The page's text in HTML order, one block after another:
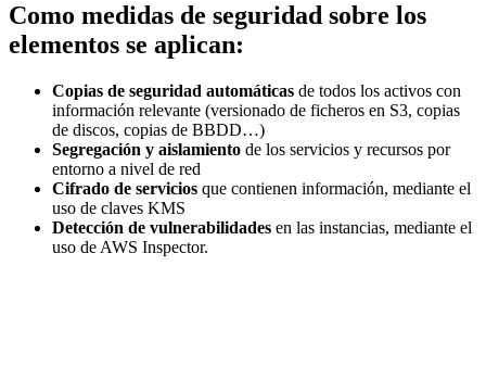
Como medidas de seguridad sobre los
elementos se aplican:
Copias de seguridad automáticas de todos los activos con
información relevante (versionado de ficheros en S3, copias
de discos, copias de BBDD…)
Segregación y aislamiento de los servicios y recursos por
entorno a nivel de red
Cifrado de servicios que contienen información, mediante el
uso de claves KMS
Detección de vulnerabilidades en las instancias, mediante el
uso de AWS Inspector.